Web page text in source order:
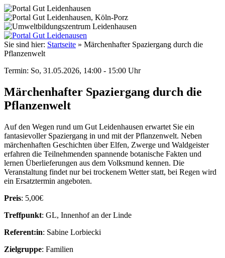
Sie sind hier: Startseite » Märchenhafter Spaziergang durch die
Pflanzenwelt
Termin: So, 31.05.2026, 14:00 - 15:00 Uhr
Märchenhafter Spaziergang durch die
Pflanzenwelt
Auf den Wegen rund um Gut Leidenhausen erwartet Sie ein
fantasievoller Spaziergang in und mit der Pflanzenwelt. Neben
märchenhaften Geschichten über Elfen, Zwerge und Waldgeister
erfahren die Teilnehmenden spannende botanische Fakten und
lernen Überlieferungen aus dem Volksmund kennen. Die
Veranstaltung findet nur bei trockenem Wetter statt, bei Regen wird
ein Ersatztermin angeboten.
Preis: 5,00€
Treffpunkt: GL, Innenhof an der Linde
Referent:in: Sabine Lorbiecki
Zielgruppe: Familien